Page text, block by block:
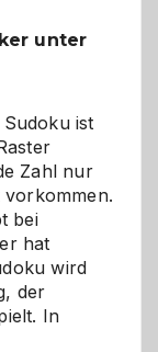
unter
ist
Zahl nur
bei
hat
wird
der
In